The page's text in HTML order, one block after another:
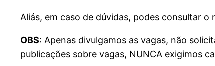
Aliás, em caso de dúvidas, podes consultar
OBS: Apenas divulgamos as vagas, não
publicações sobre vagas, NUNCA exigimos